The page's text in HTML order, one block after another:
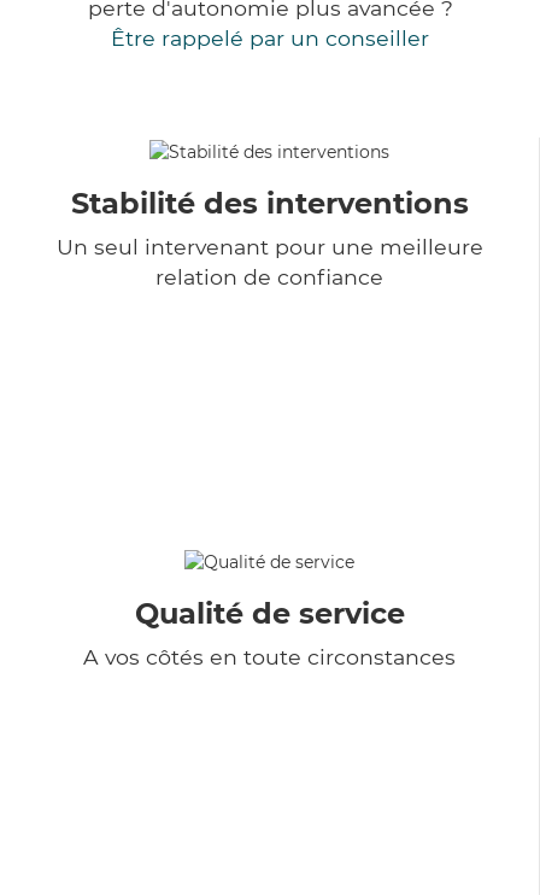
perte d'autonomie plus avancée ?
Être rappelé par un conseiller
Stabilité des interventions
Un seul intervenant pour une meilleure
relation de confiance
Qualité de service
A vos côtés en toute circonstances